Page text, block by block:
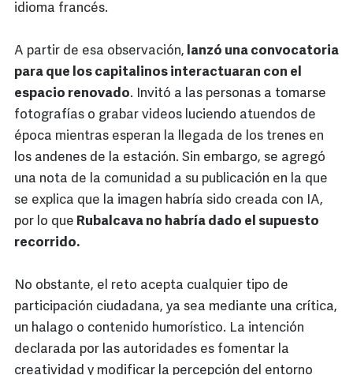
idioma francés.
A partir de esa observación, lanzó una convocatoria
para que los capitalinos interactuaran con el
espacio renovado. Invitó a las personas a tomarse
fotografías o grabar videos luciendo atuendos de
época mientras esperan la llegada de los trenes en
los andenes de la estación. Sin embargo, se agregó
una nota de la comunidad a su publicación en la que
se explica que la imagen habría sido creada con IA,
por lo que Rubalcava no habría dado el supuesto
recorrido.
No obstante, el reto acepta cualquier tipo de
participación ciudadana, ya sea mediante una crítica,
un halago o contenido humorístico. La intención
declarada por las autoridades es fomentar la
creatividad y modificar la percepción del entorno